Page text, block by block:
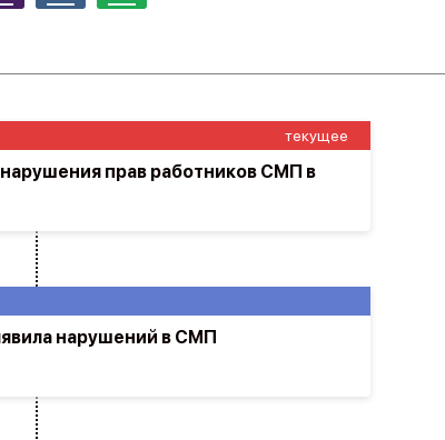
нарушений в СМП
текущее
прав работников СМП в